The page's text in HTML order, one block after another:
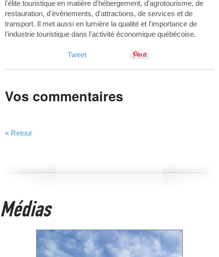
l'élite touristique en matière d'hébergement, d'agrotourisme, de
restauration, d'événements, d'attractions, de services et de
transport. Il met aussi en lumière la qualité et l'importance de
l'industrie touristique dans l'activité économique québécoise.
Tweet
Vos commentaires
« Retour
Médias